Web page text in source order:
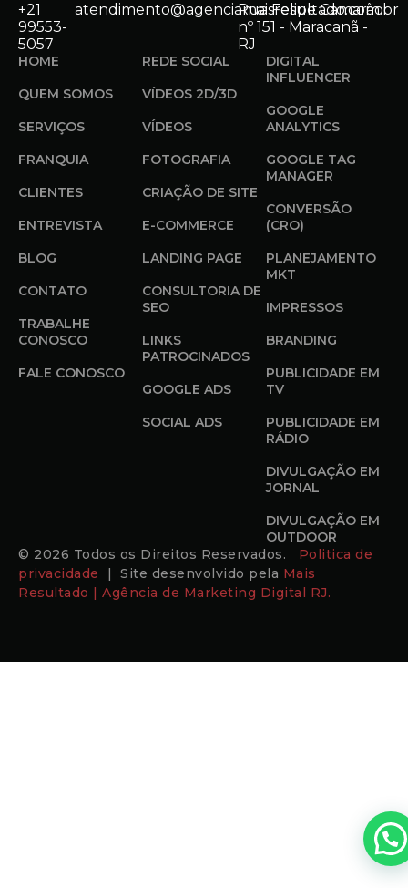
+21
99553-
5057
atendimento@agenciamaisresultado.com.br
Rua Felipe Camarão
nº 151 - Maracanã -
RJ
HOME
QUEM SOMOS
SERVIÇOS
FRANQUIA
CLIENTES
ENTREVISTA
BLOG
CONTATO
TRABALHE
CONOSCO
FALE CONOSCO
REDE SOCIAL
VÍDEOS 2D/3D
VÍDEOS
FOTOGRAFIA
CRIAÇÃO DE SITE
E-COMMERCE
LANDING PAGE
CONSULTORIA DE
SEO
LINKS
PATROCINADOS
GOOGLE ADS
SOCIAL ADS
DIGITAL
INFLUENCER
GOOGLE
ANALYTICS
GOOGLE TAG
MANAGER
CONVERSÃO
(CRO)
PLANEJAMENTO
MKT
IMPRESSOS
BRANDING
PUBLICIDADE EM
TV
PUBLICIDADE EM
RÁDIO
DIVULGAÇÃO EM
JORNAL
DIVULGAÇÃO EM
OUTDOOR
© 2026 Todos os Direitos Reservados. Politica de
privacidade
| Site desenvolvido pela Mais
Resultado | Agência de Marketing Digital RJ.